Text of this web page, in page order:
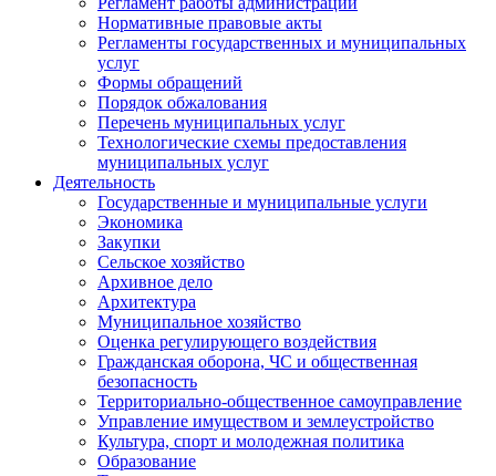
Нормативные правовые акты
Регламенты государственных и муниципальных
услуг
Формы обращений
Порядок обжалования
Перечень муниципальных услуг
Технологические схемы предоставления
муниципальных услуг
Деятельность
Государственные и муниципальные услуги
Экономика
Закупки
Сельское хозяйство
Архивное дело
Архитектура
Муниципальное хозяйство
Оценка регулирующего воздействия
Гражданская оборона, ЧС и общественная
безопасность
Территориально-общественное самоуправление
Управление имуществом и землеустройство
Культура, спорт и молодежная политика
Образование